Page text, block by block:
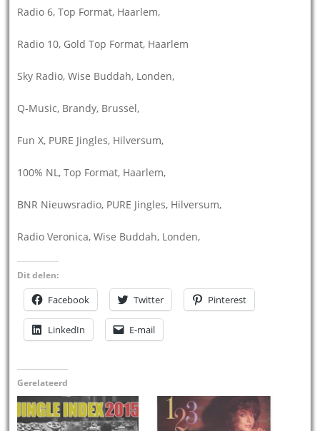
Radio 6, Top Format, Haarlem,
Radio 10, Gold Top Format, Haarlem
Sky Radio, Wise Buddah, Londen,
Q-Music, Brandy, Brussel,
Fun X, PURE Jingles, Hilversum,
100% NL, Top Format, Haarlem,
BNR Nieuwsradio, PURE Jingles, Hilversum,
Radio Veronica, Wise Buddah, Londen,
Dit delen:
Facebook Twitter Pinterest
LinkedIn E-mail
Gerelateerd